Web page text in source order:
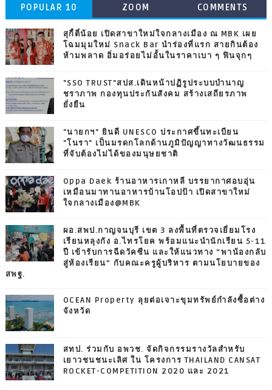
POPULAR 10 ZOOM COMMENTS
สุกี้ตี๋น้อย เปิดสาขาใหม่ใจกลางเมือง ณ MBK เผย
โฉมมุมใหม่ Snack Bar นำร่องที่แรก สายกินต้อง
ห้ามพลาด อิ่มอร่อยไม่อั้นในราคาเบา ๆ ฟินจุกๆ
"SSO TRUST"สปส.เดินหน้าปฏิรูประบบบำนาญ
ชราภาพ กองทุนประกันสังคม สร้างเสถียรภาพ
ยั่งยืน
"นายกฯ" ยินดี UNESCO ประกาศขึ้นทะเบียน
"โนรา" เป็นมรดกโลกด้านภูมิปัญญาทางวัฒนธรรม
ที่จับต้องไม่ได้ของมนุษยชาติ
Oppa Daek ร้านอาหารเกาหลี บรรยากาศอบอุ่น
เหมือนมาทานอาหารบ้านโอปป้า เปิดสาขาใหม่
ใจกลางเมือง@MBK
ผอ.สพป.กาญจนบุรี เขต 3 ลงพื้นที่ตรวจเยี่ยมโรง
เรียนหลุงกัง อ.ไทรโยค พร้อมแนะนำนักเรียน 5-11
ปี เข้ารับการฉีดวัคซีน และให้แนวทาง “พาน้องกลับ
สู่ห้องเรียน” กับคณะครูผู้บริหาร ตามนโยบายของ
สพฐ.
OCEAN Property ลุยต่อเจาะขุมทรัพย์กำลังซื้อต่าง
จังหวัด
สทป. ร่วมกับ อพวช. จัดกิจกรรมรางวัลสำหรับ
เยาวชนชนะเลิศ ใน โครงการ THAILAND CANSAT
ROCKET-COMPETITION 2020 และ 2021